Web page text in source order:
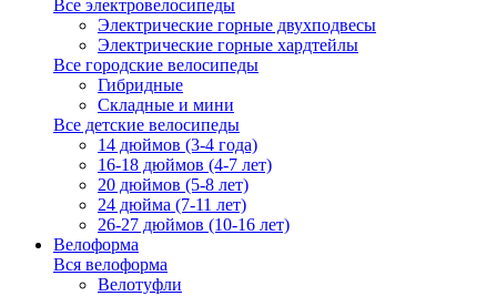
Все электровелосипеды
Электрические горные двухподвесы
Электрические горные хардтейлы
Все городские велосипеды
Гибридные
Складные и мини
Все детские велосипеды
14 дюймов (3-4 года)
16-18 дюймов (4-7 лет)
20 дюймов (5-8 лет)
24 дюйма (7-11 лет)
26-27 дюймов (10-16 лет)
Велоформа
Вся велоформа
Велотуфли